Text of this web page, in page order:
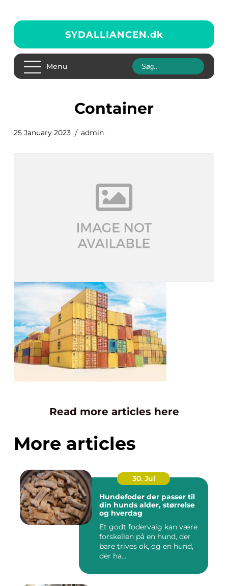
SYDALLIANCEN.dk
Menu
Container
25 January 2023 admin
Read more articles here
More articles
30. Jul
Hundefoder der passer til
din hunds alder, størrelse
og hverdag
Et godt fodervalg kan være
forskellen på en hund, der
bare trives ok, og en hund,
der ha...